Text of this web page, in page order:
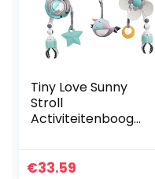
Tiny Love Sunny
Stroll
Activiteitenboog
Verstelbare Clips
€33.59